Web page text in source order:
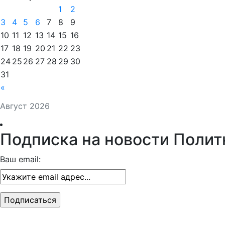
Август 2026
«
1
2
3
4 5 6 7 8
9
10 11 12 13 14 15 16
17 18 19 20 21 22 23
24 25 26 27 28 29 30
31
Подписка на новости
Ваш email: